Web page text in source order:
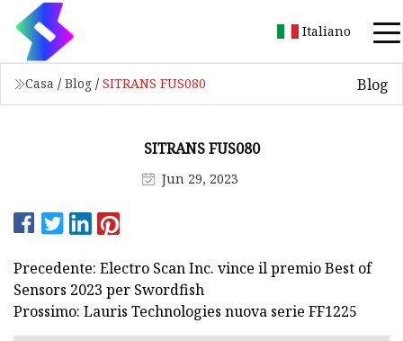
Italiano
Casa / Blog / SITRANS FUS080 Blog
SITRANS FUS080
Jun 29, 2023
Precedente: Electro Scan Inc. vince il premio Best of
Sensors 2023 per Swordfish
Prossimo: Lauris Technologies nuova serie FF1225